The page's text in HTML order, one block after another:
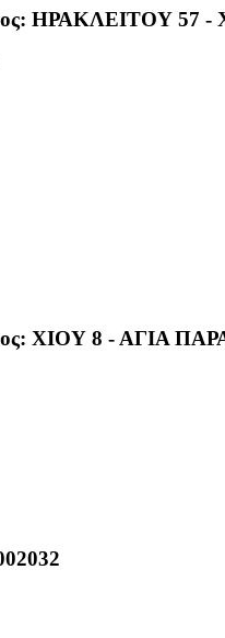
ΗΡΑΚΛΕΙΤΟΥ 57 -
ΧΙΟΥ 8 - ΑΓΙΑ